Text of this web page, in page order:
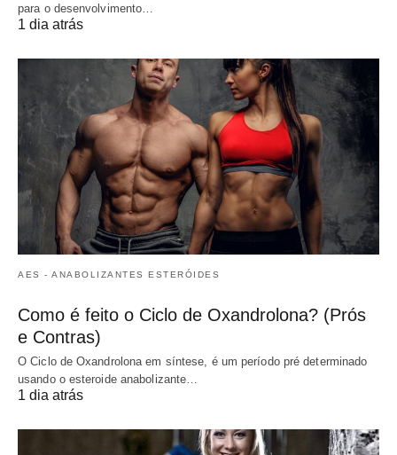
para o desenvolvimento…
1 dia atrás
AES - ANABOLIZANTES ESTERÓIDES
Como é feito o Ciclo de Oxandrolona? (Prós
e Contras)
O Ciclo de Oxandrolona em síntese, é um período pré determinado
usando o esteroide anabolizante…
1 dia atrás